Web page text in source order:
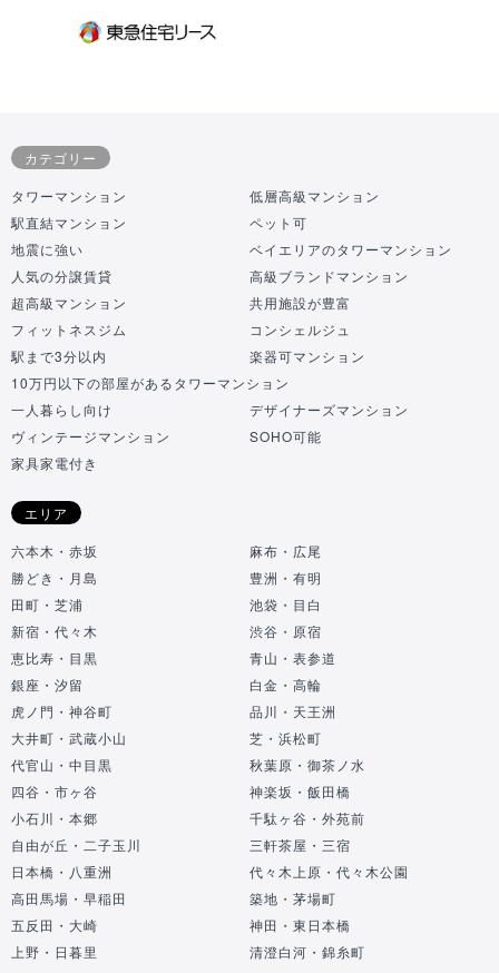
カテゴリー
タワーマンション
低層高級マンション
駅直結マンション
ペット可
地震に強い
ベイエリアのタワーマンション
人気の分譲賃貸
高級ブランドマンション
超高級マンション
共用施設が豊富
フィットネスジム
コンシェルジュ
駅まで3分以内
楽器可マンション
10万円以下の部屋があるタワーマンション
一人暮らし向け
デザイナーズマンション
ヴィンテージマンション
SOHO可能
家具家電付き
エリア
六本木・赤坂
麻布・広尾
勝どき・月島
豊洲・有明
田町・芝浦
池袋・目白
新宿・代々木
渋谷・原宿
恵比寿・目黒
青山・表参道
銀座・汐留
白金・高輪
虎ノ門・神谷町
品川・天王洲
大井町・武蔵小山
芝・浜松町
代官山・中目黒
秋葉原・御茶ノ水
四谷・市ヶ谷
神楽坂・飯田橋
小石川・本郷
千駄ヶ谷・外苑前
自由が丘・二子玉川
三軒茶屋・三宿
日本橋・八重洲
代々木上原・代々木公園
高田馬場・早稲田
築地・茅場町
五反田・大崎
神田・東日本橋
上野・日暮里
清澄白河・錦糸町